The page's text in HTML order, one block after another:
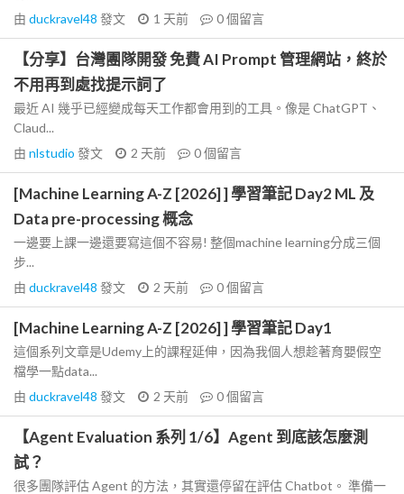
由 duckravel48 發文 1 天前 0個留言
【分享】台灣團隊開發 免費 AI Prompt 管理網站，終於
不用再到處找提示詞了
最近 AI 幾乎已經變成每天工作都會用到的工具。像是 ChatGPT、
Claud...
由 nlstudio 發文 2 天前 0個留言
[Machine Learning A-Z [2026] ] 學習筆記 Day2 ML 及
Data pre-processing 概念
一邊要上課一邊還要寫這個不容易! 整個machine learning分成三個
步...
由 duckravel48 發文 2 天前 0個留言
[Machine Learning A-Z [2026] ] 學習筆記 Day1
這個系列文章是Udemy上的課程延伸，因為我個人想趁著育嬰假空
檔學一點data...
由 duckravel48 發文 2 天前 0個留言
【Agent Evaluation 系列 1/6】Agent 到底該怎麼測
試？
很多團隊評估 Agent 的方法，其實還停留在評估 Chatbot。 準備一